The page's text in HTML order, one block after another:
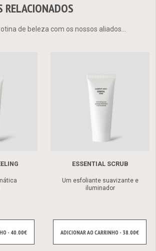
RELACIONADOS
de beleza com os nossos aliados...
- 40.00€
ESSENTIAL SCRUB
Um esfoliante suavizante e
iluminador
ADICIONAR AO CARRINHO - 38.00€